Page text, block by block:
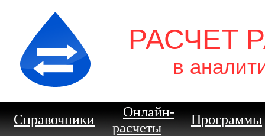
РАСЧЕТ
в
Справочники
Онлайн-
расчеты
Программы